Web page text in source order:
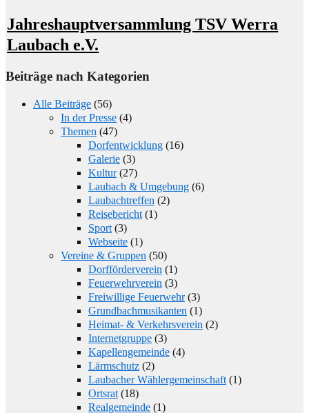
Jahreshauptversammlung TSV Werra
Laubach e.V.
Beiträge nach Kategorien
Alle Beiträge (56)
In der Presse (4)
Themen (47)
Dorfentwicklung (16)
Galerie (3)
Kultur(27)
Laubach & Umgebung (6)
Laubachtreffen (2)
Reisebericht (1)
Sport (3)
Webseite (1)
Vereine & Gruppen (50)
Dorfförderverein (1)
Feuerwehrverein (3)
Freiwillige Feuerwehr(3)
Grundbachmusikanten (1)
Heimat- & Verkehrsverein (2)
Internetgruppe (3)
Kapellengemeinde (4)
Lärmschutz (2)
Laubacher Wählergemeinschaft (1)
Ortsrat (18)
Realgemeinde (1)